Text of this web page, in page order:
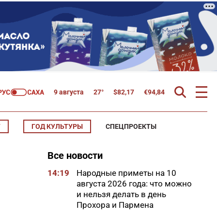
9 августа 27° $82,17 €94,84
ГОД КУЛЬТУРЫ СПЕЦПРОЕКТЫ
Все новости
14:19
Народные приметы на 10
августа 2026 года: что можно
и нельзя делать в день
Прохора и Пармена